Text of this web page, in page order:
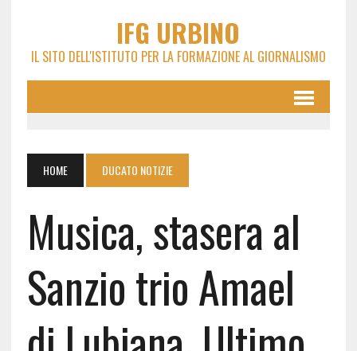
IFG URBINO
IL SITO DELL'ISTITUTO PER LA FORMAZIONE AL GIORNALISMO
HOME DUCATO NOTIZIE
Musica, stasera al
Sanzio trio Amael